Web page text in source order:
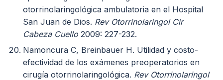
otorrinolaringológica ambulatoria en el Hospital
San Juan de Dios. Rev Otorrinolaringol Cir
Cabeza Cuello 2009: 227-232.
Namoncura C, Breinbauer H. Utilidad y costo-
efectividad de los exámenes preoperatorios en
cirugía otorrinolaringológica. Rev Otorrinolaringol